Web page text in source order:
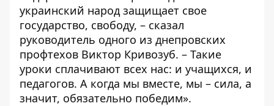
украинский народ защищает свое
государство, свободу, – сказал
руководитель одного из днепровских
профтехов Виктор Кривозуб. – Такие
уроки сплачивают всех нас: и учащихся, и
педагогов. А когда мы вместе, мы – сила, а
значит, обязательно победим».